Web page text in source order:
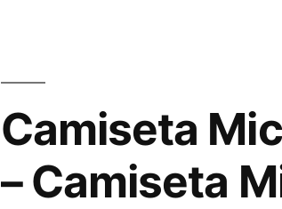
Camiseta
– Camiseta